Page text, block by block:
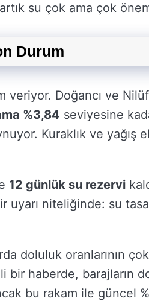
su çok ama çok
Durum
Doğancı ve
%3,84 seviyesine
Kuraklık ve yağış
12 günlük su rezervi
uyarı niteliğinde: su
doluluk oranlarının
bir haberde, barajların
bu rakam ile güncel